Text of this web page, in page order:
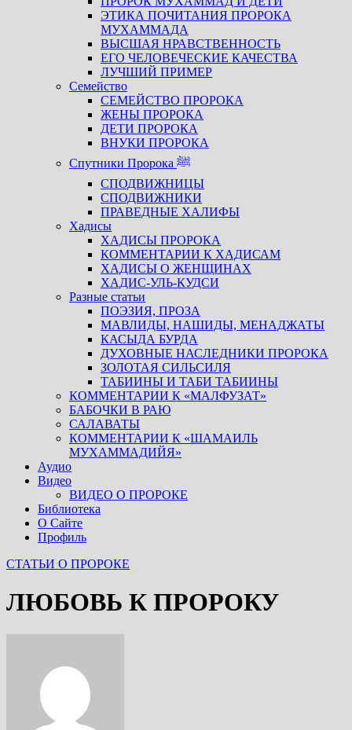
ЭТИКА ПОЧИТАНИЯ ПРОРОКА
МУХАММАДА
ВЫСШАЯ НРАВСТВЕННОСТЬ
ЕГО ЧЕЛОВЕЧЕСКИЕ КАЧЕСТВА
ЛУЧШИЙ ПРИМЕР
Семейство
СЕМЕЙСТВО ПРОРОКА
ЖЕНЫ ПРОРОКА
ДЕТИ ПРОРОКА
ВНУКИ ПРОРОКА
Спутники Пророка ﷺ
СПОДВИЖНИЦЫ
СПОДВИЖНИКИ
ПРАВЕДНЫЕ ХАЛИФЫ
Хадисы
ХАДИСЫ ПРОРОКА
КОММЕНТАРИИ К ХАДИСАМ
ХАДИСЫ О ЖЕНЩИНАХ
ХАДИС-УЛЬ-КУДСИ
Разные статьи
ПОЭЗИЯ, ПРОЗА
МАВЛИДЫ, НАШИДЫ, МЕНАДЖАТЫ
КАСЫДА БУРДА
ДУХОВНЫЕ НАСЛЕДНИКИ ПРОРОКА
ЗОЛОТАЯ СИЛЬСИЛЯ
ТАБИИНЫ И ТАБИ ТАБИИНЫ
КОММЕНТАРИИ К «МАЛФУЗАТ»
БАБОЧКИ В РАЮ
САЛАВАТЫ
КОММЕНТАРИИ К «ШАМАИЛЬ
МУХАММАДИЙЯ»
Аудио
Видео
ВИДЕО О ПРОРОКЕ
Библиотека
О Сайте
Профиль
СТАТЬИ О ПРОРОКЕ
ЛЮБОВЬ К ПРОРОКУ